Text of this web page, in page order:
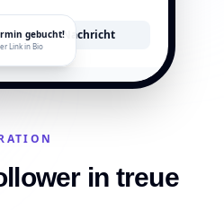
in treue
Nachricht
gebucht!
Link in Bio